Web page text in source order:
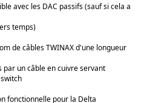
avec les DAC passifs (sauf si cela a
temps)
de câbles TWINAX d'une longueur
par un câble en cuivre servant
fonctionnelle pour la Delta